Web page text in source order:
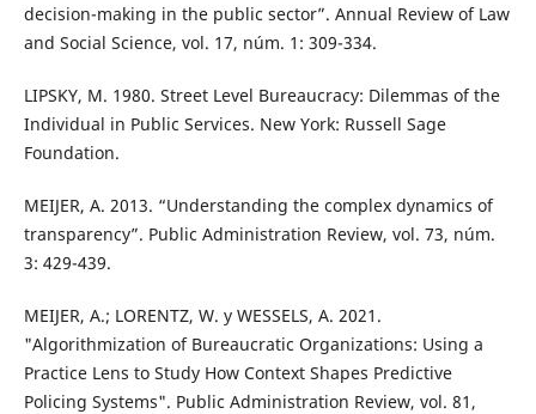
decision-making in the public sector”. Annual Review of Law
and Social Science, vol. 17, núm. 1: 309-334.
LIPSKY, M. 1980. Street Level Bureaucracy: Dilemmas of the
Individual in Public Services. New York: Russell Sage
Foundation.
MEIJER, A. 2013. “Understanding the complex dynamics of
transparency”. Public Administration Review, vol. 73, núm.
3: 429-439.
MEIJER, A.; LORENTZ, W. y WESSELS, A. 2021.
"Algorithmization of Bureaucratic Organizations: Using a
Practice Lens to Study How Context Shapes Predictive
Policing Systems". Public Administration Review, vol. 81,